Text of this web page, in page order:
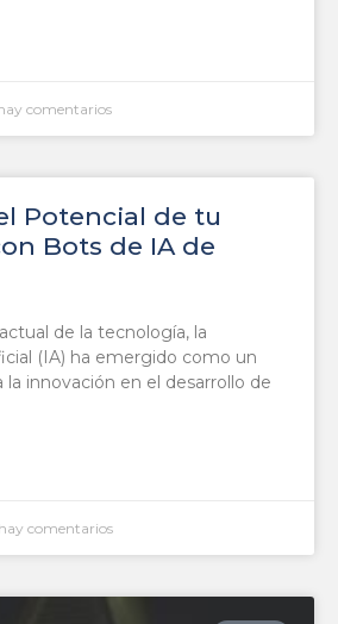
comentarios
Potencial de tu
Bots de IA de
de la tecnología, la
(IA) ha emergido como un
la innovación en el desarrollo de
comentarios